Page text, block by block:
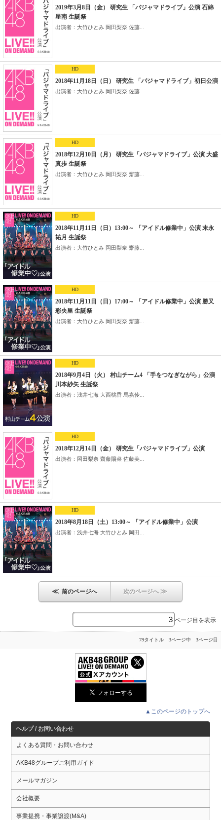
2019年3月8日（金） 研究生 「パジャマドライブ」公演 石綿
星南 生誕祭
出演者：大竹ひとみ 岡田梨奈 佐藤...
HD
2018年11月18日（日） 研究生 「パジャマドライブ」初日公演
出演者：大竹ひとみ 岡田梨奈 佐藤...
HD
2018年12月10日（月） 研究生「パジャマドライブ」公演 大盛
真歩 生誕祭
出演者：大竹ひとみ 岡田梨奈 齋藤...
HD
2018年11月11日（日）13:00～ 「アイドル修業中」公演 末永
祐月 生誕祭
出演者：大竹ひとみ 岡田梨奈 齋藤...
HD
2018年11月11日（日）17:00～ 「アイドル修業中」公演 勝又
彩央里 生誕祭
出演者：大竹ひとみ 岡田梨奈 齋藤...
HD
2018年9月4日（火） 村山チーム4 「手をつなぎながら」公演
川本紗矢 生誕祭
出演者：浅井七海 大西桃香 馬嘉伶...
HD
2018年12月14日（金） 研究生「パジャマドライブ」公演
出演者：岡田梨奈 齋藤陽菜 佐藤美...
HD
2018年8月18日（土）13:00～ 「アイドル修業中」公演
出演者：浅井七海 大竹ひとみ 岡田...
≪ 前のページへ 次のページへ≫
ページ目を表示
79タイトル 3ページ中 3ページ目
▲このページのトップへ
ヘルプ / お問い合わせ
よくある質問・お問い合わせ
AKB48グループご利用ガイド
メールマガジン
会社概要
事業提携・事業譲渡(M&A)